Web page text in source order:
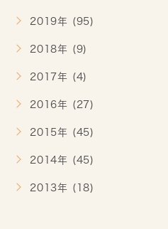
2019年 (95)
2018年 (9)
2017年 (4)
2016年 (27)
2015年 (45)
2014年 (45)
2013年 (18)